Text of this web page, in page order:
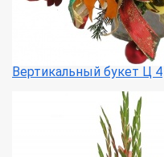
Вертикальный букет Ц 4